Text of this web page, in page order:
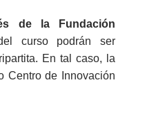
de la Fundación
curso podrán ser
En tal caso, la
Centro de Innovación